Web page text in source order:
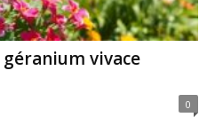
vivace
0